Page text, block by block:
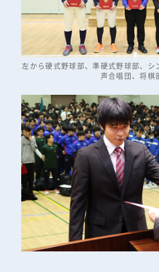
左から硬式野球部、準硬式野球部、シ
声合唱団、将棋